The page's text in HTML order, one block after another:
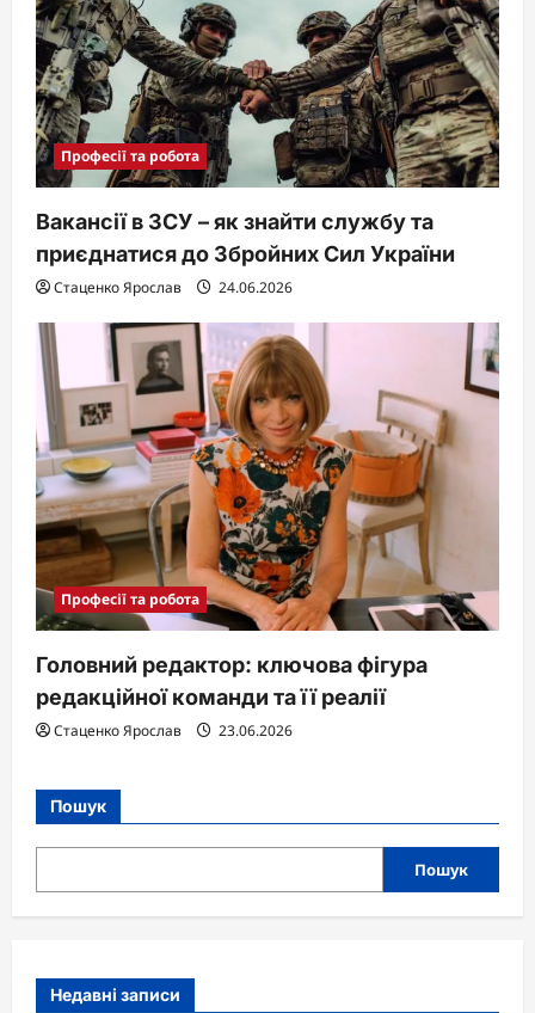
Професії та робота
Вакансії в ЗСУ – як знайти службу та
приєднатися до Збройних Сил України
Стаценко Ярослав 24.06.2026
Професії та робота
Головний редактор: ключова фігура
редакційної команди та її реалії
Стаценко Ярослав 23.06.2026
Пошук
Пошук
Недавні записи